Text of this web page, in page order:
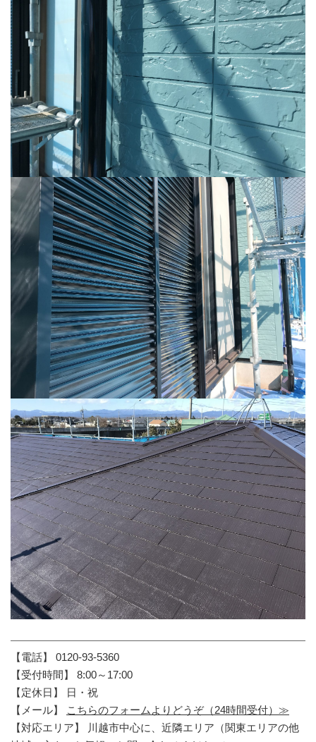
【電話】 0120-93-5360
【受付時間】 8:00～17:00
【定休日】 日・祝
【メール】
こちらのフォームよりどうぞ（24時間受付）≫
【対応エリア】 川越市中心に、近隣エリア（関東エリアの他